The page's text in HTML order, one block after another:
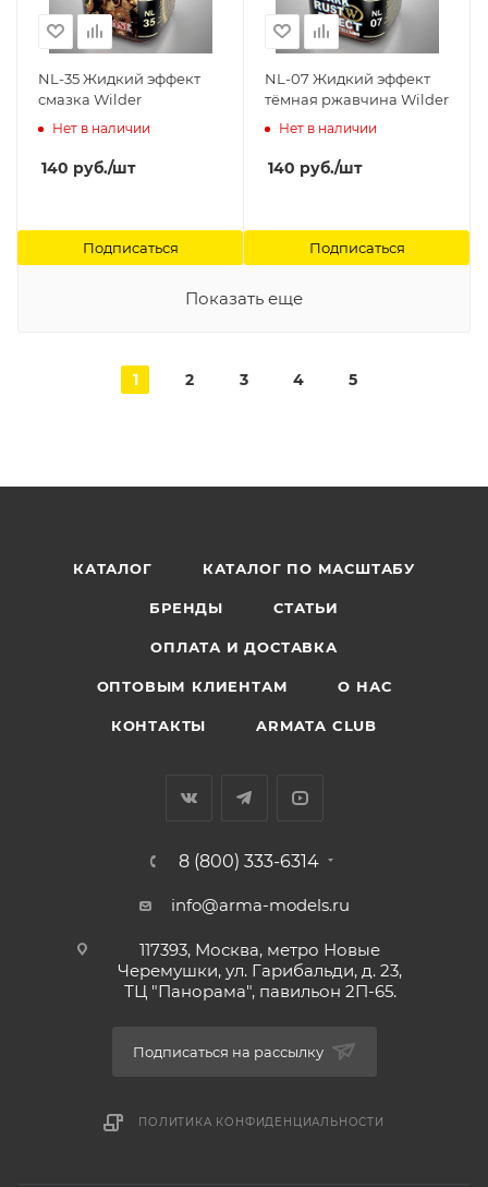
NL-35 Жидкий эффект
смазка Wilder
Нет в наличии
140 руб./шт
Подписаться
NL-07 Жидкий эффект
тёмная ржавчина Wilder
Нет в наличии
140 руб./шт
Подписаться
Показать еще
1 2 3 4 5
КАТАЛОГ КАТАЛОГ ПО МАСШТАБУ
БРЕНДЫ СТАТЬИ
ОПЛАТА И ДОСТАВКА
ОПТОВЫМ КЛИЕНТАМ О НАС
КОНТАКТЫ ARMATA CLUB
8 (800) 333-6314
info@arma-models.ru
117393, Москва, метро Новые
Черемушки, ул. Гарибальди, д. 23,
ТЦ "Панорама", павильон 2П-65.
Подписаться на рассылку
ПОЛИТИКА КОНФИДЕНЦИАЛЬНОСТИ